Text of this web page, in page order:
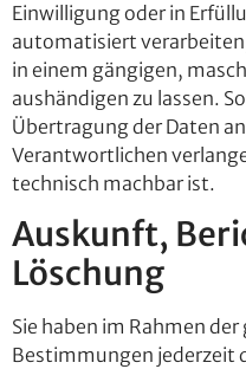
Einwilligung oder in
automatisiert
in einem gängigen,
aushändigen zu lassen.
Übertragung der Daten
Verantwortlichen
technisch machbar ist.
Auskunft,
Löschung
Sie haben im Rahmen
Bestimmungen jederzeit